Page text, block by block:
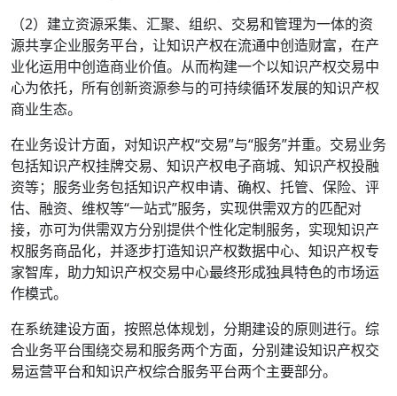
（2）建立资源采集、汇聚、组织、交易和管理为一体的资
源共享企业服务平台，让知识产权在流通中创造财富，在产
业化运用中创造商业价值。从而构建一个以知识产权交易中
心为依托，所有创新资源参与的可持续循环发展的知识产权
商业生态。
在业务设计方面，对知识产权“交易”与“服务”并重。交易业务
包括知识产权挂牌交易、知识产权电子商城、知识产权投融
资等；服务业务包括知识产权申请、确权、托管、保险、评
估、融资、维权等“一站式”服务，实现供需双方的匹配对
接，亦可为供需双方分别提供个性化定制服务，实现知识产
权服务商品化，并逐步打造知识产权数据中心、知识产权专
家智库，助力知识产权交易中心最终形成独具特色的市场运
作模式。
在系统建设方面，按照总体规划，分期建设的原则进行。综
合业务平台围绕交易和服务两个方面，分别建设知识产权交
易运营平台和知识产权综合服务平台两个主要部分。